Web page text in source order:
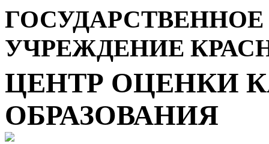
УЧРЕЖДЕНИЕ
ЦЕНТР ОЦЕНКИ
ОБРАЗОВАНИЯ